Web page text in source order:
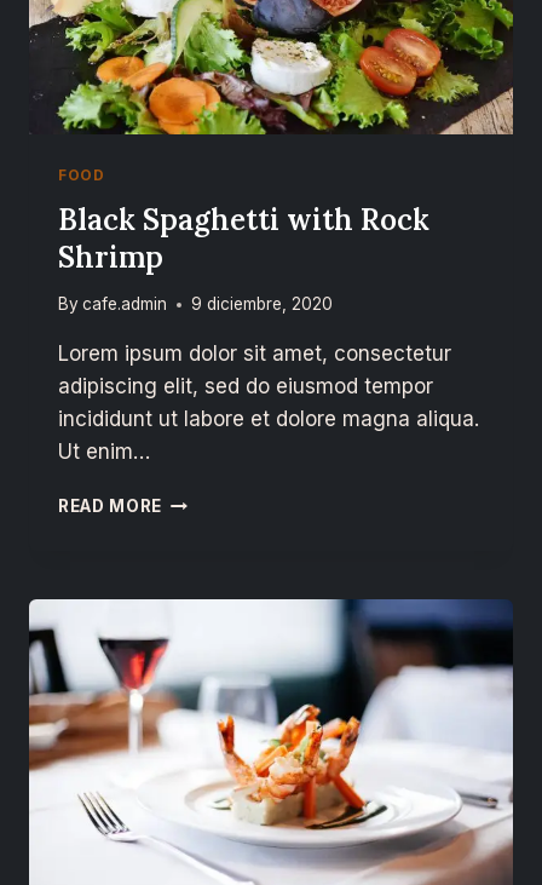
FOOD
Black Spaghetti with Rock
Shrimp
By cafe.admin 9 diciembre, 2020
Lorem ipsum dolor sit amet, consectetur
adipiscing elit, sed do eiusmod tempor
incididunt ut labore et dolore magna aliqua.
Ut enim…
READ MORE